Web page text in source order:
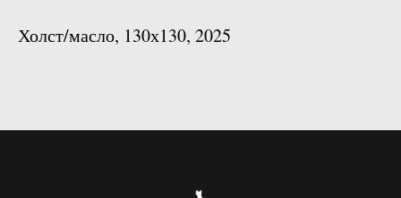
Холст/масло, 130х130, 2025